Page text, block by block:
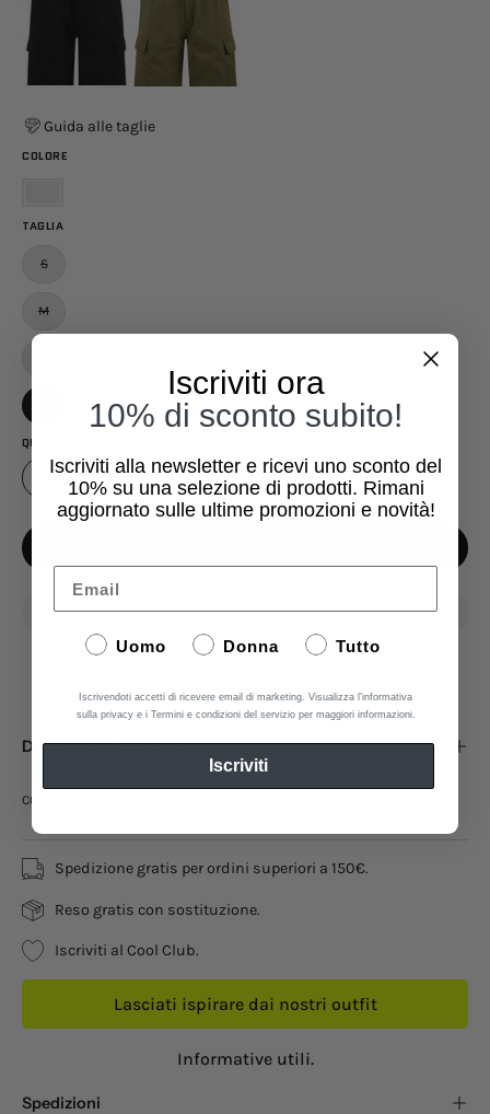
Guida alle taglie
TAGLIA
S
M
COLORE
QUANTITÀ
Aggiungi ai Preferiti
Descrizione Prodotto
COLLEZIONE: PRIMAVERA ESTATE
Spedizione gratis per ordini superiori a 150€.
Reso gratis con sostituzione.
Iscriviti al Cool Club.
Lasciati ispirare dai nostri outfit
Informative utili.
Spedizioni
Iscriviti ora
10% di sconto subito!
Iscriviti alla newsletter e ricevi uno sconto del
10% su una selezione di prodotti. Rimani
aggiornato sulle ultime promozioni e novità!
Email
Uomo Donna Tutto
Iscrivendoti accetti di ricevere email di marketing. Visualizza l'informativa
sulla privacy e i Termini e condizioni del servizio per maggiori informazioni.
Iscriviti